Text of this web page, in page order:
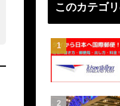
このカテゴ